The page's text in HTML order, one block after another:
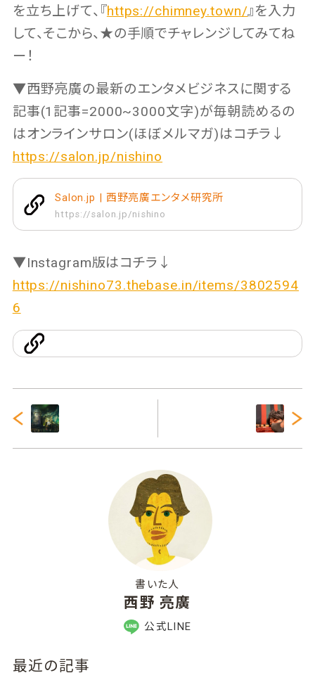
を立ち上げて、『https://chimney.town/』を入力
して、そこから、★の手順でチャレンジしてみてね
ー！
▼西野亮廣の最新のエンタメビジネスに関する
記事(1記事=2000~3000文字)が毎朝読めるの
はオンラインサロン(ほぼメルマガ)はコチラ↓
https://salon.jp/nishino
Salon.jp | 西野亮廣エンタメ研究所
https://salon.jp/nishino
▼Instagram版はコチラ↓
https://nishino73.thebase.in/items/3802594
6
書いた人
西野 亮廣
公式LINE
最近の記事